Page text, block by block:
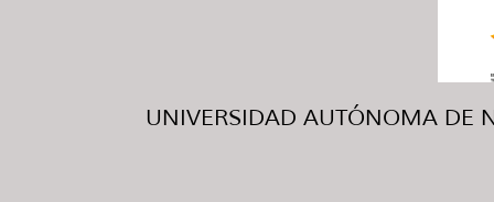
UNIVERSIDAD AUTÓNOMA DE